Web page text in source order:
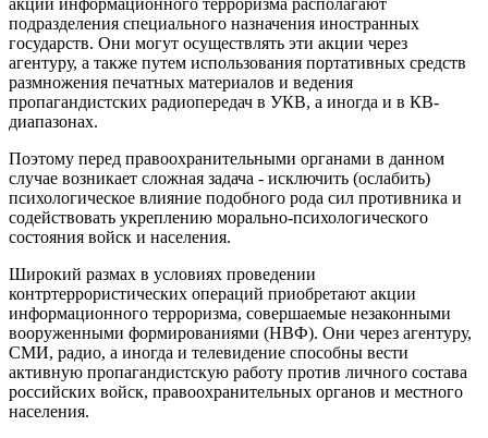
акций информационного терроризма располагают
подразделения специального назначения иностранных
государств. Они могут осуществлять эти акции через
агентуру, а также путем использования портативных средств
размножения печатных материалов и ведения
пропагандистских радиопередач в УКВ, а иногда и в КВ-
диапазонах.
Поэтому перед правоохранительными органами в данном
случае возникает сложная задача - исключить (ослабить)
психологическое влияние подобного рода сил противника и
содействовать укреплению морально-психологического
состояния войск и населения.
Широкий размах в условиях проведении
контртеррористических операций приобретают акции
информационного терроризма, совершаемые незаконными
вооруженными формированиями (НВФ). Они через агентуру,
СМИ, радио, а иногда и телевидение способны вести
активную пропагандистскую работу против личного состава
российских войск, правоохранительных органов и местного
населения.